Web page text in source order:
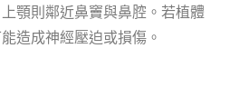
顎則鄰近鼻竇與鼻腔。若植體
造成神經壓迫或損傷。